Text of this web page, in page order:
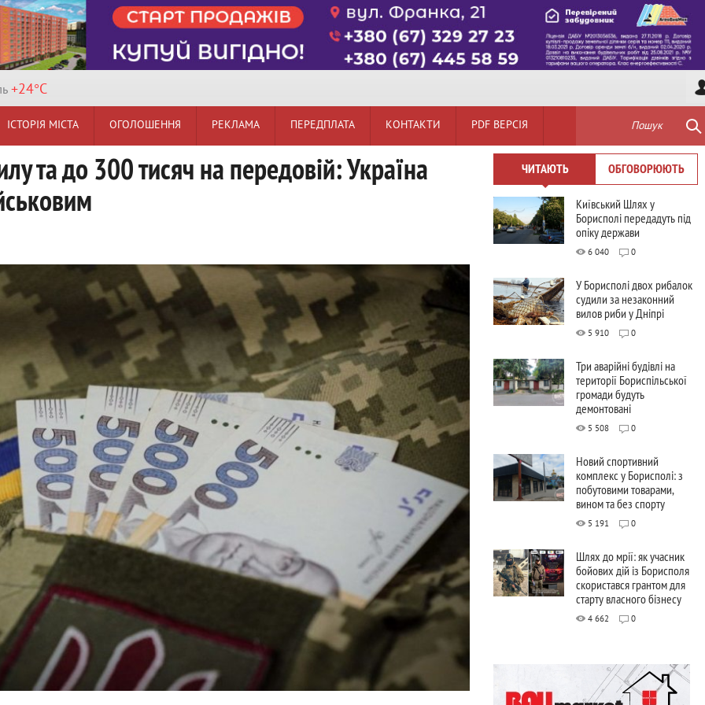
+24°C
ІСТОРІЯ МІСТА ОГОЛОШЕННЯ РЕКЛАМА ПЕРЕДПЛАТА КОНТАКТИ PDF ВЕРСІЯ Пошук
та до 300 тисяч на передовій: Україна
ЧИТАЮТЬ ОБГОВОРЮЮТЬ
Київський Шлях у
Борисполі передадуть під
опіку держави
6 040 0
У Борисполі двох рибалок
судили за незаконний
вилов риби у Дніпрі
5 910 0
Три аварійні будівлі на
території Бориспільської
громади будуть
демонтовані
5 508 0
Новий спортивний
комплекс у Борисполі: з
побутовими товарами,
вином та без спорту
5 191 0
Шлях до мрії: як учасник
бойових дій із Борисполя
скористався грантом для
старту власного бізнесу
4 662 0